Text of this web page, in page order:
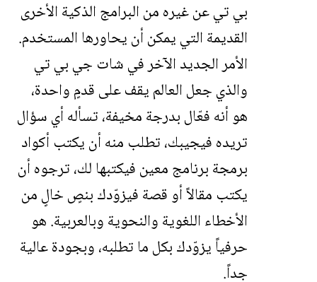
بي تي عن غيره من البرامج الذكية الأخرى
القديمة التي يمكن أن يحاورها المستخدم.
الأمر الجديد الآخر في شات جي بي تي
والذي جعل العالم يقف على قدمٍ واحدة،
هو أنه فعّال بدرجة مخيفة، تسأله أي سؤال
تريده فيجيبك، تطلب منه أن يكتب أكواد
برمجة برنامج معين فيكتبها لك، ترجوه أن
يكتب مقالاً أو قصة فيزوّدك بنصٍ خالٍ من
الأخطاء اللغوية والنحوية وبالعربية. هو
حرفياً يزوّدك بكل ما تطلبه، وبجودة عالية
جداً.